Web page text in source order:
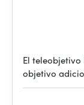
El teleobjetivo
objetivo